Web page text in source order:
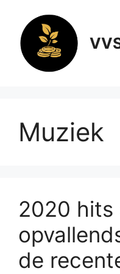
inhoud
Muziek
2020 hits
de